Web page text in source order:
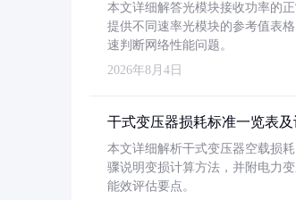
本文详细解答光模块接收功率的
提供不同速率光模块的参考值表
速判断网络性能问题。
2026年8月4日
干式变压器损耗标准一览表
本文详细解析干式变压器空载损
骤说明变损计算方法，并附电力
能效评估要点。